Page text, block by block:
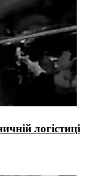
логістиці